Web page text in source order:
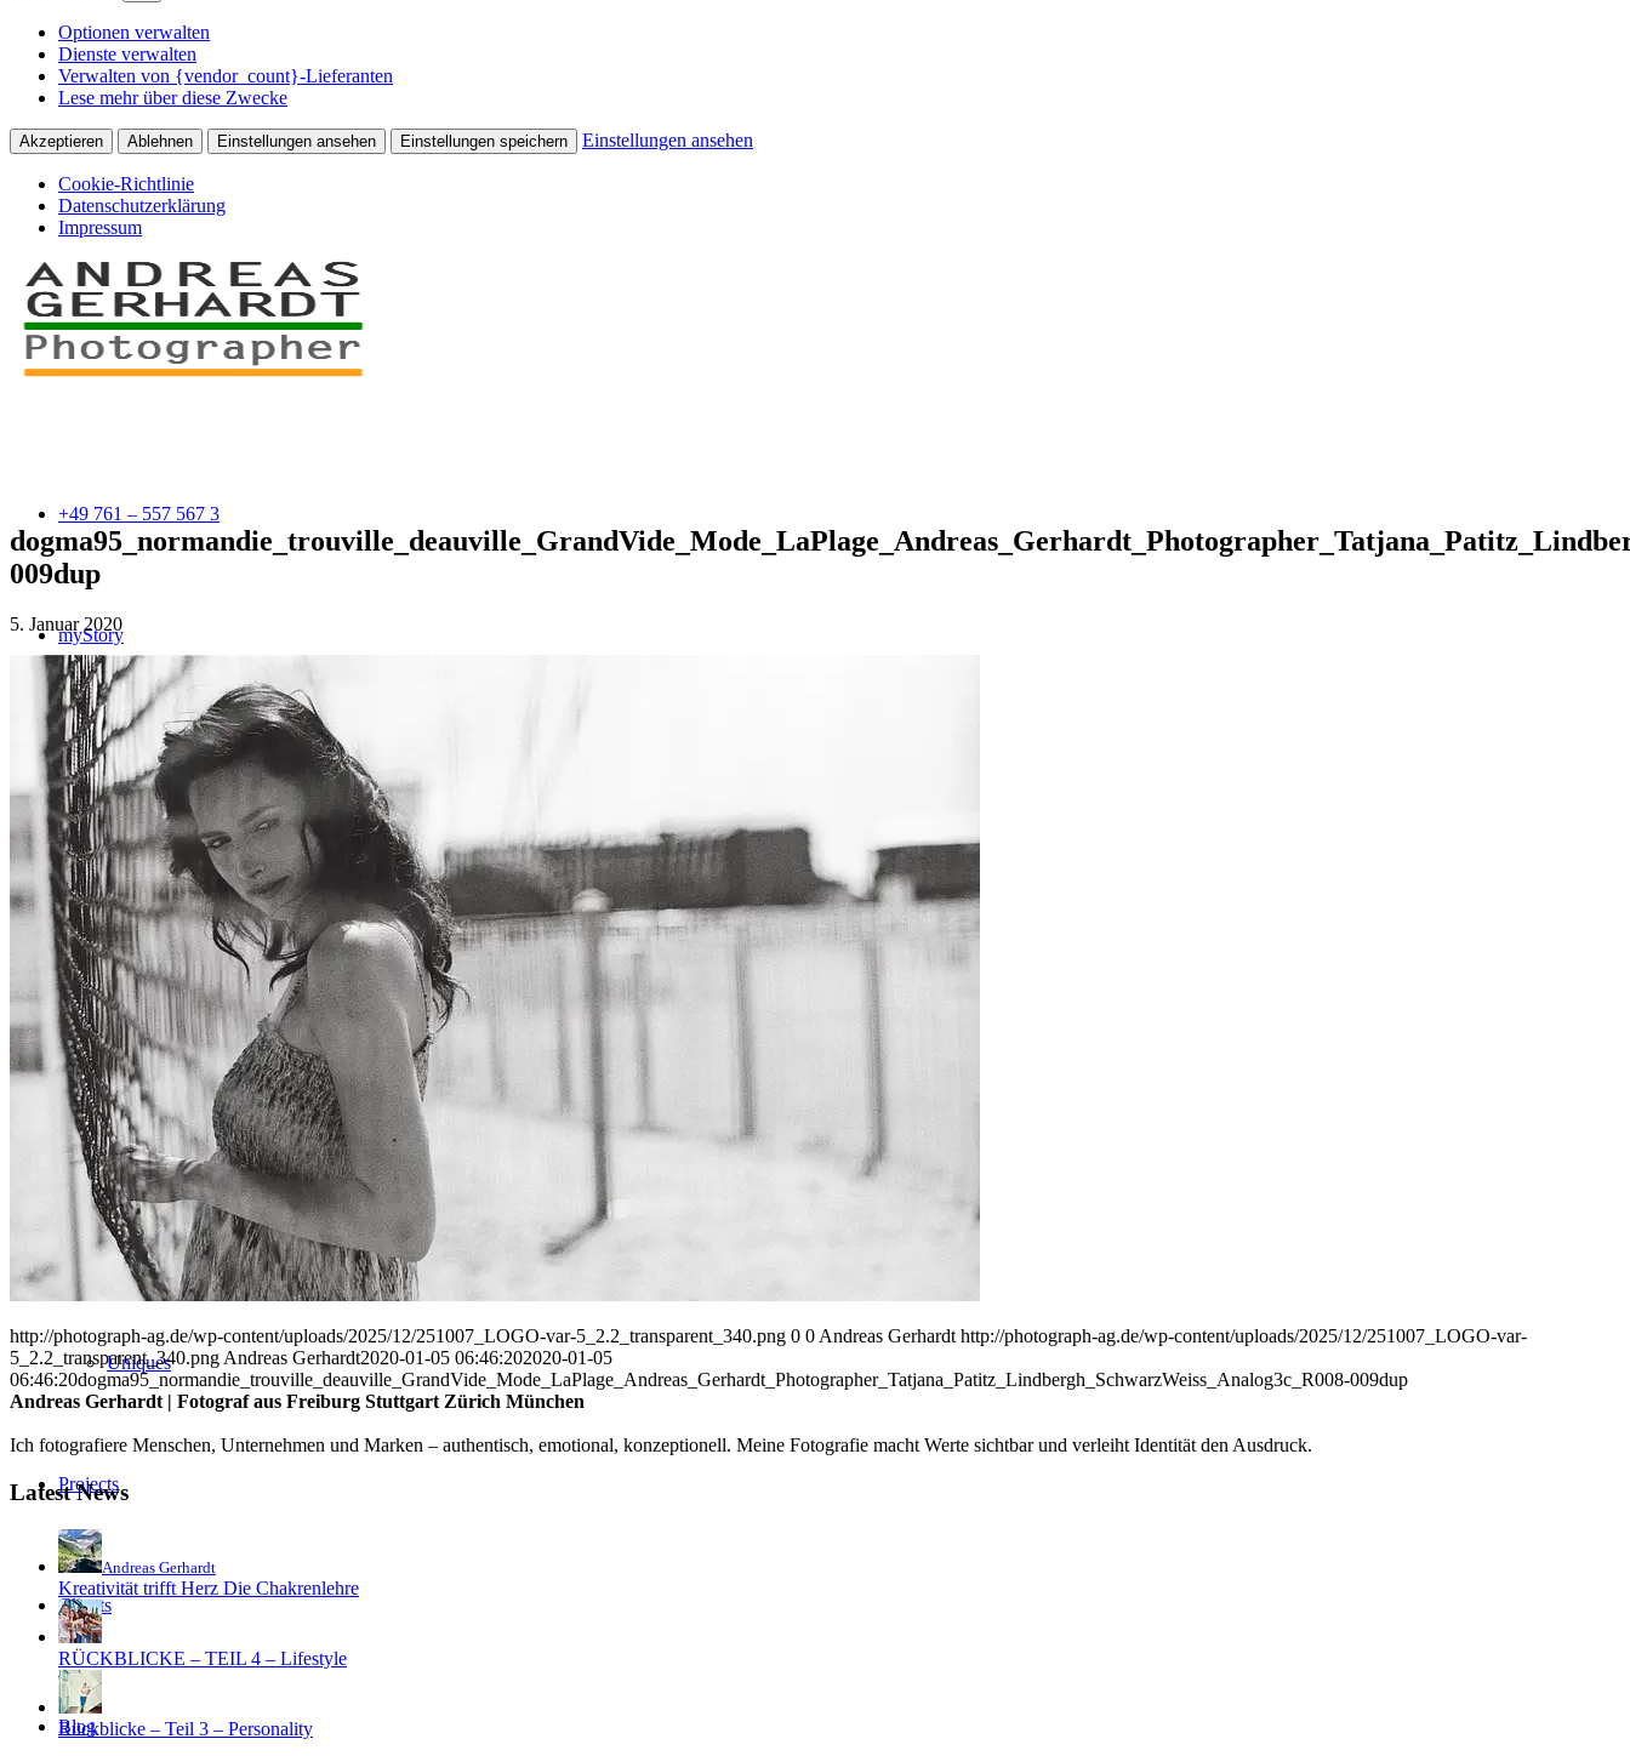
Optionen verwalten
Dienste verwalten
Verwalten von {vendor_count}-Lieferanten
Lese mehr über diese Zwecke
Akzeptieren Ablehnen Einstellungen ansehen Einstellungen speichern Einstellungen ansehen
Cookie-Richtlinie
Datenschutzerklärung
Impressum
+49 761 – 557 567 3
myStory
Portfolio
People
Lifestyle
Corporate
Sports
Uniques
Projects
Clients
Blog
009dup
5. Januar 2020
http://photograph-ag.de/wp-content/uploads/2025/12/251007_LOGO-var-5_2.2_transparent_340.png 0 0Andreas Gerhardt http://photograph-ag.de/wp-content/uploads/2025/12/251007_LOGO-var-
5_2.2_transparent_340.pngAndreas Gerhardt2020-01-05 06:46:202020-01-05
06:46:20dogma95_normandie_trouville_deauville_GrandVide_Mode_LaPlage_Andreas_Gerhardt_Photographer_Tatjana_Patitz_Lindbergh_SchwarzWeiss_Analog3c_R008-009dup
Andreas Gerhardt | Fotograf aus Freiburg Stuttgart Zürich München
Ich fotografiere Menschen, Unternehmen und Marken – authentisch, emotional, konzeptionell. Meine Fotografie macht Werte sichtbar und verleiht Identität den Ausdruck.
Latest News
Andreas Gerhardt
Kreativität trifft Herz Die Chakrenlehre
RÜCKBLICKE – TEIL 4 – Lifestyle
Rückblicke – Teil 3 – Personality